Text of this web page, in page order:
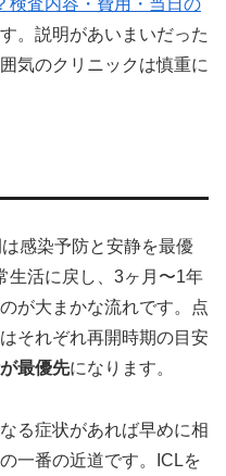
。説明があいまいだった
気のクリニックは慎重に
感染予防と安静を最優
生活に戻し、3ヶ月〜1年
が大まかな流れです。点
それぞれ再開時期の目安
最優先になります。
る症状があれば早めに相
一番の近道です。ICLを